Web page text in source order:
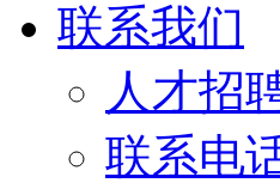
联系我们
人才招
联系电